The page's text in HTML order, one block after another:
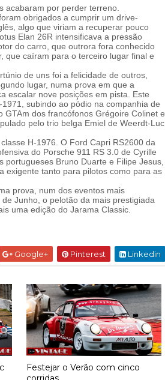
acabaram por perder terreno.
obrigados a cumprir um drive-
algo que viriam a recuperar pouco
Elan 26R intensificava a pressão
do carro, que outrora fora conhecido
que caíram para o terceiro lugar final e
de uns foi a felicidade de outros,
lugar, numa prova em que a
escalar nove posições em pista. Este
subindo ao pódio na companhia de
dos francófonos Grégoire Colinet e
pelo trio belga Emiel de Weerdt-Luc
H-1976. O Ford Capri RS2600 da
do Porsche 911 RS 3.0 de Cyrille
Bruno Duarte e Filipe Jesus,
exigente tanto para pilotos como para as
prova, num dos eventos mais
Junho, o pelotão da mais prestigiada
uma edição do Jarama Classic.
Google+ Pinterest Linkedin
Festejar o Verão com cinco